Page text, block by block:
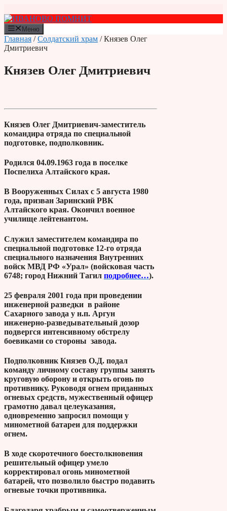
к
содержимому
Меню
Главная /Солдатский храм / Князев Олег
Дмитриевич
Князев Олег Дмитриевич
Князев Олег Дмитриевич-заместитель
командира отряда по специальной
подготовке, подполковник.
Родился 04.09.1963 года в поселке
Поспелиха Алтайского края.
В Вооруженных Силах с 5 августа 1980
года, призван Заринский РВК
Алтайского края. Окончил военное
училище лейтенантом.
Служил заместителем командира по
специальной подготовке 12-го отряда
специального назначения Внутренних
войск МВД РФ «Урал» (войсковая часть
6748; город Нижний Тагил подробнее…).
25 февраля 2001 года при проведении
инженерной разведки в районе
Сахарного завода у н.п. Аргун
инженерно-разведывательный дозор
подвергся интенсивному обстрелу
боевиками со стороны завода.
Подполковник Князев О.Д. подал
команду личному составу группы занять
круговую оборону и открыть огонь по
противнику. Руководя огнем приданных
огневых средств, мужественный офицер
грамотно давал целеуказания,
одновременно запросил помощи у
минометной батареи для поддержки
огнем.
В ходе скоротечного боестолкновения
решительный офицер умело
корректировал огонь минометной
батарей, что позволило быстро подавить
огневые точки противника.